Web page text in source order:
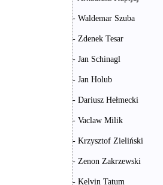
- Waldemar Szuba
- Zdenek Tesar
- Jan Schinagl
- Jan Holub
- Dariusz Hełmecki
- Vaclaw Milik
- Krzysztof Zieliński
- Zenon Zakrzewski
- Kelvin Tatum